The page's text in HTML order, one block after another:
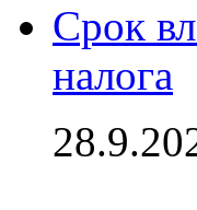
Срок
налога